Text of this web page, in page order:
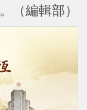
（編輯部）